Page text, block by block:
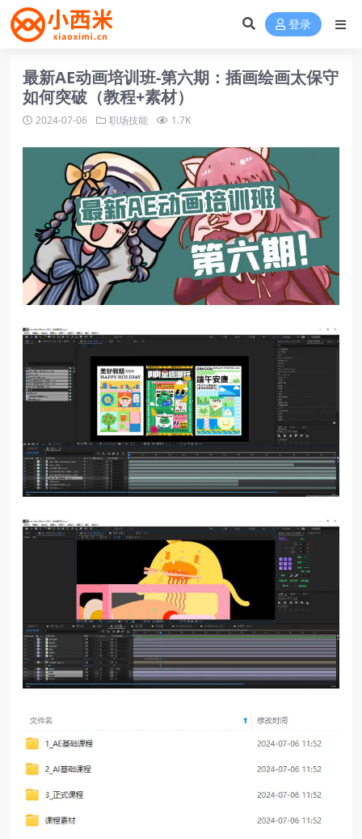
登录
最新AE动画培训班-第六期：插画绘画太保守
如何突破（教程+素材）
2024-07-06 职场技能 1.7K